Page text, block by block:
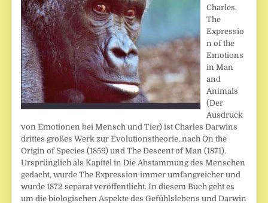
Charles.
The
Expressio
n of the
Emotions
in Man
and
Animals
(Der
Ausdruck
von Emotionen bei Mensch und Tier) ist Charles Darwins
drittes großes Werk zur Evolutionstheorie, nach On the
Origin of Species (1859) und The Descent of Man (1871).
Ursprünglich als Kapitel in Die Abstammung des Menschen
gedacht, wurde The Expression immer umfangreicher und
wurde 1872 separat veröffentlicht. In diesem Buch geht es
um die biologischen Aspekte des Gefühlslebens und Darwin